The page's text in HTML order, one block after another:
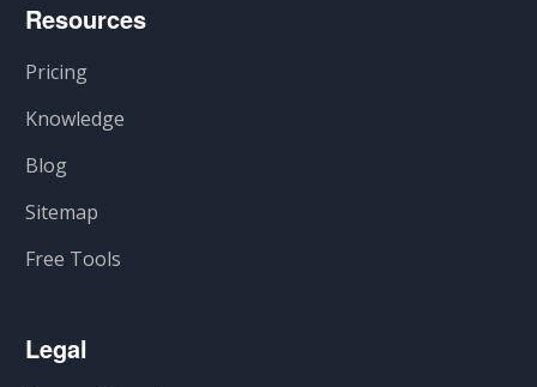
Resources
Pricing
Knowledge
Blog
Sitemap
Free Tools
Legal